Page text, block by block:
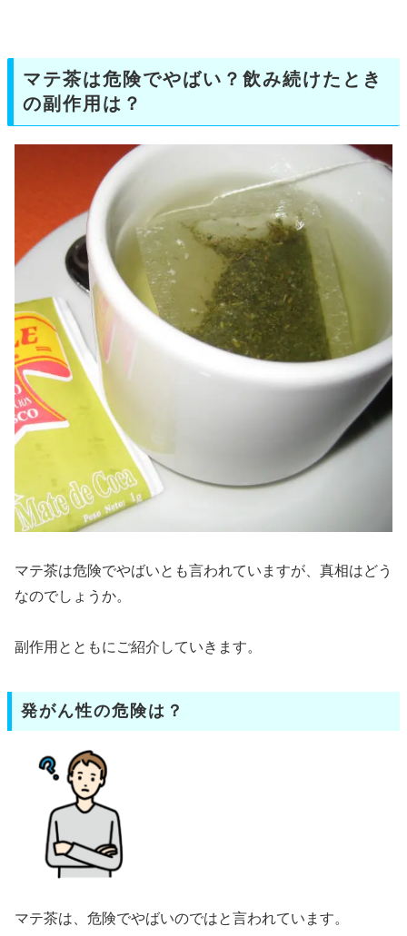
マテ茶は危険でやばい？飲み続けたとき
の副作用は？
マテ茶は危険でやばいとも言われていますが、真相はどう
なのでしょうか。
副作用とともにご紹介していきます。
発がん性の危険は？
マテ茶は、危険でやばいのではと言われています。